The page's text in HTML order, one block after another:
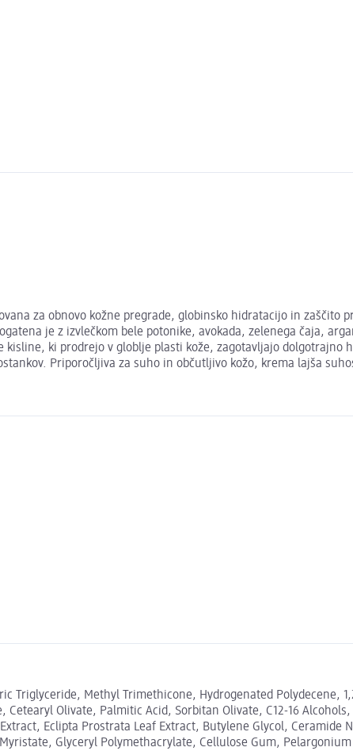
za obnovo kožne pregrade, globinsko hidratacijo in zaščito
je z izvlečkom bele potonike, avokada, zelenega čaja,
ki prodrejo v globlje plasti kože, zagotavljajo
Priporočljiva za suho in občutljivo kožo, krema lajša
Triglyceride, Methyl Trimethicone, Hydrogenated Polydecene,
Olivate, Palmitic Acid, Sorbitan Olivate, C12-16
Eclipta Prostrata Leaf Extract, Butylene Glycol, Ceramide
Glyceryl Polymethacrylate, Cellulose Gum,